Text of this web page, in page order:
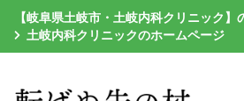
【岐阜県土岐市・土岐内科クリニック】
土岐内科クリニックのホームページ